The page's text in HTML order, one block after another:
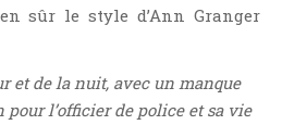
sûr le style d’Ann Granger
et de la nuit, avec un manque
l’officier de police et sa vie